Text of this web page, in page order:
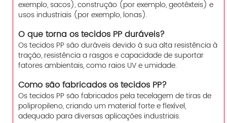
exemplo, sacos), construção (por exemplo, geotêxteis) e
usos industriais (por exemplo, lonas).
O que torna os tecidos PP duráveis?
Os tecidos PP são duráveis devido à sua alta resistência à
tração, resistência a rasgos e capacidade de suportar
fatores ambientais, como raios UV e umidade.
Como são fabricados os tecidos PP?
Os tecidos PP são fabricados pela tecelagem de tiras de
polipropileno, criando um material forte e flexível,
adequado para diversas aplicações industriais.